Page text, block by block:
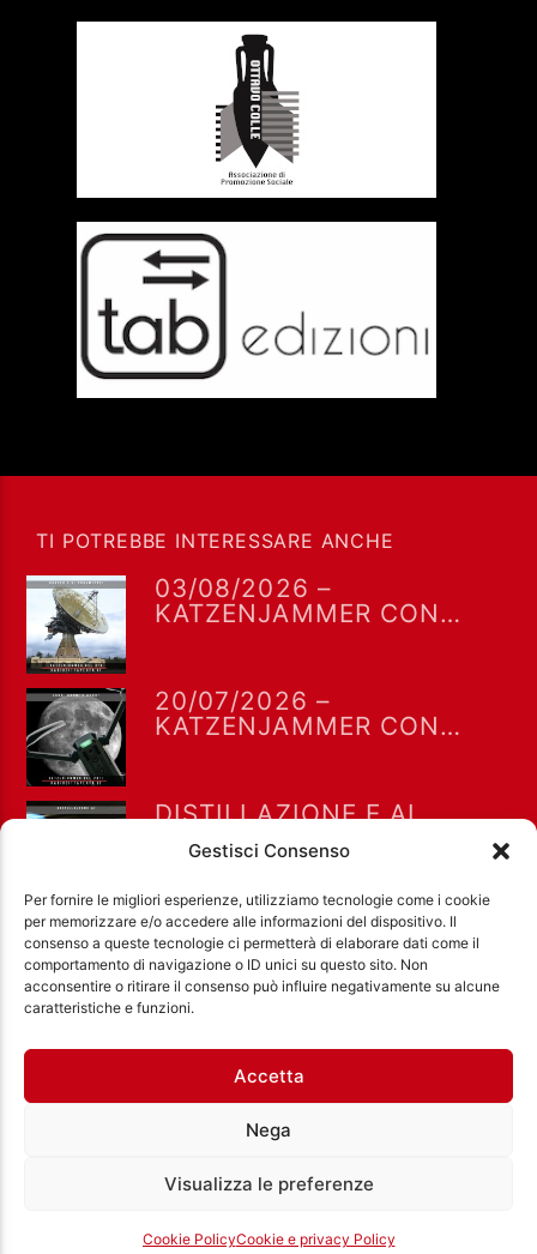
Gestisci Consenso
Per fornire le migliori esperienze, utilizziamo tecnologie come i cookie
per memorizzare e/o accedere alle informazioni del dispositivo. Il
consenso a queste tecnologie ci permetterà di elaborare dati come il
comportamento di navigazione o ID unici su questo sito. Non
acconsentire o ritirare il consenso può influire negativamente su alcune
caratteristiche e funzioni.
Accetta
Nega
Visualizza le preferenze
Cookie PolicyCookie e privacy Policy
TI POTREBBE INTERESSARE ANCHE
03/08/2026 –
KATZENJAMMER CON
20/07/2026 –
KATZENJAMMER CON
DISTILLAZIONE E AI.
KATZENJAMMER DEL
13/07/2026
Ass. Cult. Dissociazione - Codice fiscale:
Città Aperta via di Casal Bruciato 31/A, Roma